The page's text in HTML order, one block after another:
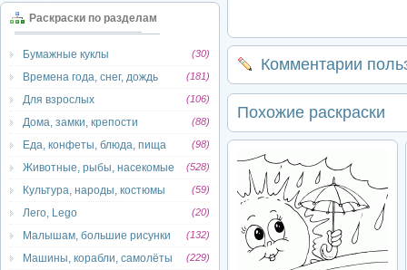
Раскраски по разделам
Бумажные куклы (30)
Времена года, снег, дождь (181)
Для взрослых (106)
Дома, замки, крепости (88)
Еда, конфеты, блюда, пища (98)
Животные, рыбы, насекомые (528)
Культура, народы, костюмы (59)
Лего, Lego (20)
Малышам, большие рисунки (132)
Машины, корабли, самолёты (229)
Комментарии
Похожие раскраски